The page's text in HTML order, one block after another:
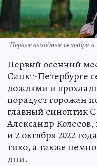
Первые выходные октября в
Первый осенний
Санкт-Петербурге
дождями и
порадует горожан
главный синоптик
Александр Колесов,
и 2 октября 2022
тихо, а также
дни.